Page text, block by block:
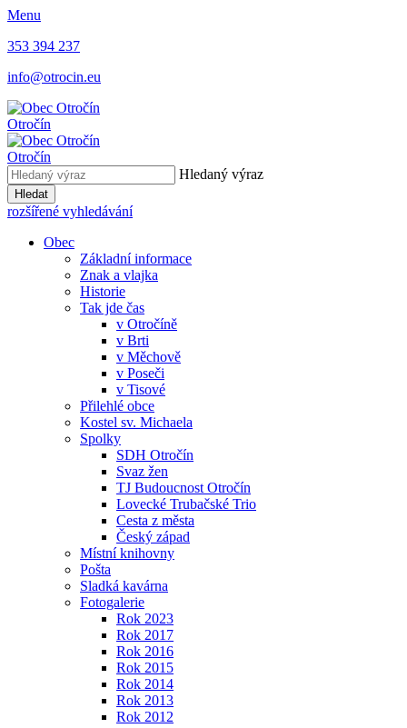
Menu
353 394 237
info@otrocin.eu
Otročín
Otročín
Hledaný výraz
Hledat
rozšířené vyhledávání
Obec
Základní informace
Znak a vlajka
Historie
Tak jde čas
v Otročíně
v Brti
v Měchově
v Poseči
v Tisové
Přilehlé obce
Kostel sv. Michaela
Spolky
SDH Otročín
Svaz žen
TJ Budoucnost Otročín
Lovecké Trubačské Trio
Cesta z města
Český západ
Místní knihovny
Pošta
Sladká kavárna
Fotogalerie
Rok 2023
Rok 2017
Rok 2016
Rok 2015
Rok 2014
Rok 2013
Rok 2012